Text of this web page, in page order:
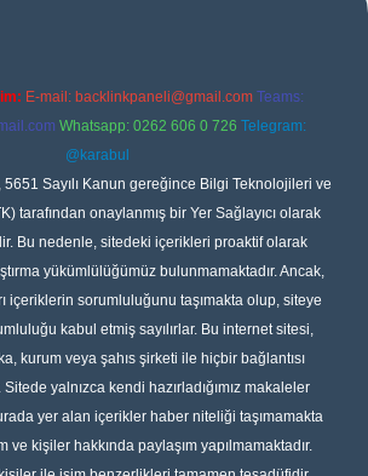
E-mail: backlinkpaneli@gmail.com Teams:
Whatsapp: 0262 606 0 726 Telegram:
@karabul
5651 Sayılı Kanun gereğince Bilgi Teknolojileri ve
tarafından onaylanmış bir Yer Sağlayıcı olarak
Bu nedenle, sitedeki içerikleri proaktif olarak
yükümlülüğümüz bulunmamaktadır. Ancak,
içeriklerin sorumluluğunu taşımakta olup, siteye
kabul etmiş sayılırlar. Bu internet sitesi,
kurum veya şahıs şirketi ile hiçbir bağlantısı
yalnızca kendi hazırladığımız makaleler
yer alan içerikler haber niteliği taşımamakta
ve kişiler hakkında paylaşım yapılmamaktadır.